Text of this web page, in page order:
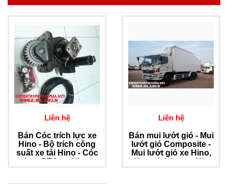
Liên hệ
Bán Cóc trích lực xe
Hino - Bộ trích công
suất xe tải Hino - Cóc
ben PTO xe Hino
Liên hệ
Bán mui lướt gió - Mui
lướt gió Composite -
Mui lướt gió xe Hino,
Hyundai, Isuzu, Kia